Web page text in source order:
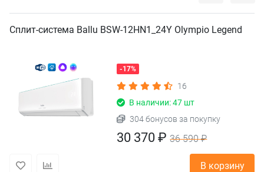
Сплит-система Ballu BSW-12HN1_24Y Olympio Legend
-17%
16
В наличии: 47 шт
304 бонусов за покупку
30 370 ₽36 590 ₽
В корзину